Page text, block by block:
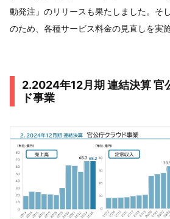
動発注」のリリースも果たしました。そ
のため、各種サービス料金の見直しを実
2.2024年12月期 連結決算 官
ド事業